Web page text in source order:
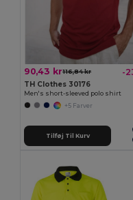
90,43 kr116,84 kr -
TH Clothes 30176
Men's short-sleeved polo shirt
+5 Farver
Tilføj Til Kurv